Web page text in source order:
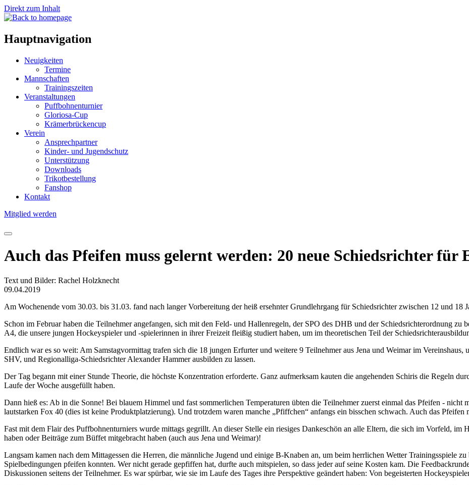
Direkt zum Inhalt
Hauptnavigation
Neuigkeiten
Termine
Mannschaften
Trainingszeiten
Veranstaltungen
Puffbohnenturnier
Gloriosa-Cup
Krämerbrückencup
Verein
Ansprechpartner
Kinder- und Jugendschutz
Unterstützung
Downloads
Trikotbestellung
Fanshop
Kontakt
Mitglied werden
Auch das Pfeifen muss gelernt werden: 20 neue Schiedsrichter für
Text und Bilder: Rachel Holzknecht
09.04.2019
Am Wochenende vom 30.03. bis 31.03. fand nach langer Vorbereitung der heiß ersehnter Grundlehrgang für Schiedsrichter zwischen 12 und 18
Schon im Februar haben die Teilnehmer angefangen, sich mit den Feld- und Hallenregeln, der SPO des DHB und der Schiedsrichterordnung zu
A4, die unsere jungen Hockeyspieler und -spielerinnen in ihrer Freizeit fleißig studiert haben, um im theoretischen Teil der
Endlich war es so weit: Am Samstagvormittag trafen sich die 18 jungen Erfurter und weitere 9 Teilnehmer aus Jena und Weimar im Vereinshaus,
SHV, und Regionalliga-Schiedsrichter Alexander Hammer ausbilden zu lassen.
Der Tag begann mit einer Stunde Theorie, die höchste Konzentration erforderte. Ganz aufmerksam kauten die angehenden Schiris die Regeln
Laufe der Woche ausgefüllt haben.
Dann hieß es: Ab in die Sonne! Bei blauem Himmel und fast sommerlichen Temperaturen übten die Teilnehmer zuerst einmal das Pfeifen -
lautstarken Fox 40 (dies ist keine Produktplatzierung). Und trotzdem waren manche „Pfiffchen“ anfangs ein bisschen schwach. Auch das Pfeifen
Fast mit dem Flair des Puffbohnenturniers wurde mittags gegrillt. An dieser Stelle ein riesiges Dankeschön an alle Eltern, die sich im Vorfeld,
haben oder Beiträge zum Büffet mitgebracht haben (auch aus Jena und Weimar)!
Langsam kamen nach dem Mittagessen die Herren, die männliche Jugend und einige B-Knaben an, um beim herrlichen Wetter Trainingsspiele zu
Spielbedingungen pfeifen konnten. Wer nicht gerade gepfiffen hat, durfte auch mitspielen, so dass jeder auf seine Kosten kam. Die
Diskussionen seitens der Teilnehmer. Es war spürbar, wie sie im Laufe des Tages ihre Perspektive geändert haben: Von begeisterten